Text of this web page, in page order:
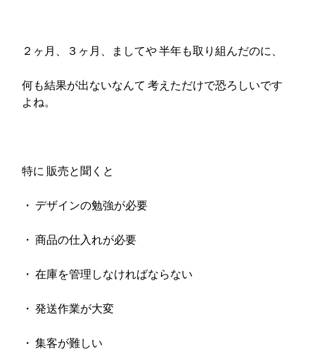
２ヶ月、３ヶ月、ましてや 半年も取り組んだのに、
何も結果が出ないなんて 考えただけで恐ろしいです
よね。
特に 販売と聞くと
・ デザインの勉強が必要
・ 商品の仕入れが必要
・ 在庫を管理しなければならない
・ 発送作業が大変
・ 集客が難しい